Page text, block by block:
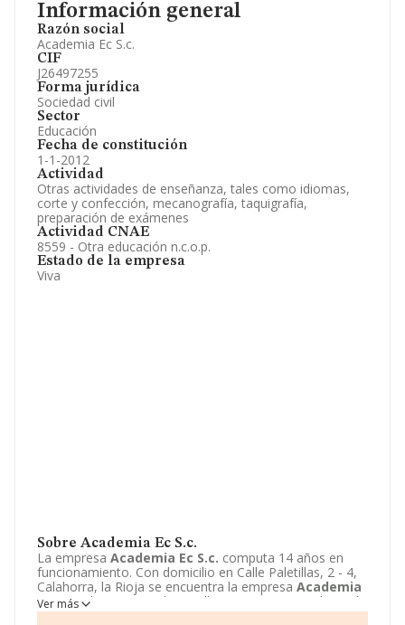
Información general
Razón social
Academia Ec S.c.
CIF
J26497255
Forma jurídica
Sociedad civil
Sector
Educación
Fecha de constitución
1-1-2012
Actividad
Otras actividades de enseñanza, tales como idiomas,
corte y confección, mecanografía, taquigrafía,
preparación de exámenes
Actividad CNAE
8559 - Otra educación n.c.o.p.
Estado de la empresa
Viva
Sobre Academia Ec S.c.
La empresa Academia Ec S.c. computa 14 años en
funcionamiento. Con domicilio en Calle Paletillas, 2 - 4,
Calahorra, la Rioja se encuentra la empresa Academia
Ec S.c.. El CNAE que desarrolla es 8559 - Otra educación
n.c.o.p..Academia Ec S.c.está definida como Sociedad
Ver más